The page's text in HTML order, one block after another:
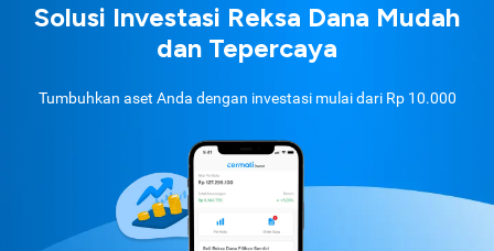
Solusi Investasi Reksa Dana Mudah
dan Tepercaya
Tumbuhkan aset Anda dengan investasi mulai dari Rp 10.000